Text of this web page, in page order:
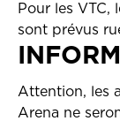
Pour les VTC,
sont prévus
Attention, les
Arena ne